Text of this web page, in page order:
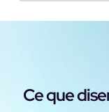
Ce que